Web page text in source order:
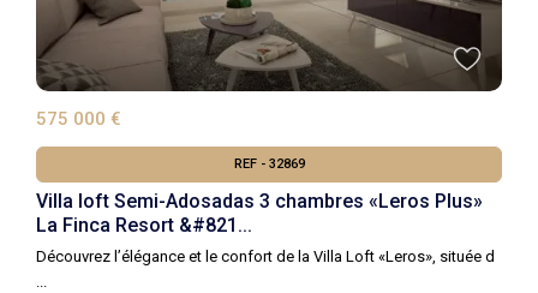
575 000 €
REF - 32869
Villa loft Semi-Adosadas 3 chambres «Leros Plus»
La Finca Resort &#821...
Découvrez l’élégance et le confort de la Villa Loft «Leros», située d
...